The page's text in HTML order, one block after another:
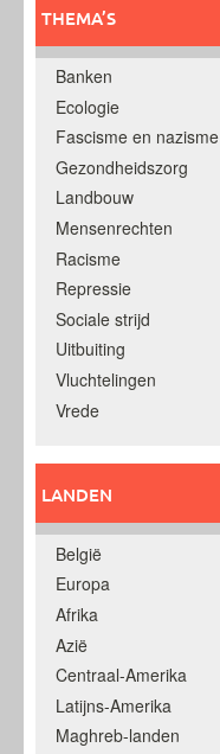
THEMA’S
Banken
Ecologie
Fascisme en nazisme
Gezondheidszorg
Landbouw
Mensenrechten
Racisme
Repressie
Sociale strijd
Uitbuiting
Vluchtelingen
Vrede
LANDEN
België
Europa
Afrika
Azië
Centraal-Amerika
Latijns-Amerika
Maghreb-landen